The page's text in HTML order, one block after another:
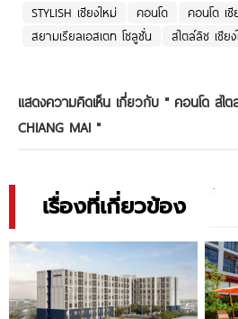
STYLISH เชียงใหม่
คอนโด คอนโด เชี
สยามเรียลเอสเตท โซลูชั่น
สไตล์ลิช เชีย
แสดงความคิดเห็น เกี่ยวกับ " คอนโด สไต
CHIANG MAI "
เรื่องที่เกี่ยวข้อง